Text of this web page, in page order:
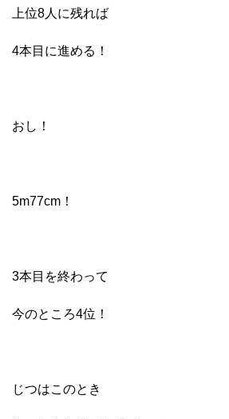
上位8人に残れば
4本目に進める！
おし！
5m77cm！
3本目を終わって
今のところ4位！
じつはこのとき